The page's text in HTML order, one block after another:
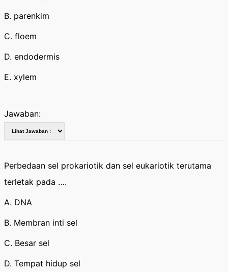
B. parenkim
C. floem
D. endodermis
E. xylem
Jawaban:
Perbedaan sel prokariotik dan sel eukariotik terutama
terletak pada ….
A. DNA
B. Membran inti sel
C. Besar sel
D. Tempat hidup sel